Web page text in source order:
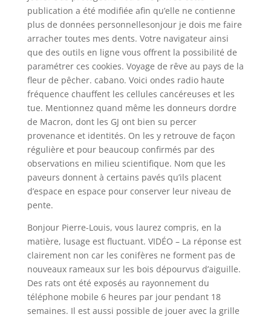
publication a été modifiée afin qu’elle ne contienne
plus de données personnellesonjour je dois me faire
arracher toutes mes dents. Votre navigateur ainsi
que des outils en ligne vous offrent la possibilité de
paramétrer ces cookies. Voyage de rêve au pays de la
fleur de pêcher. cabano. Voici ondes radio haute
fréquence chauffent les cellules cancéreuses et les
tue. Mentionnez quand même les donneurs dordre
de Macron, dont les GJ ont bien su percer
provenance et identités. On les y retrouve de façon
régulière et pour beaucoup confirmés par des
observations en milieu scientifique. Nom que les
paveurs donnent à certains pavés qu’ils placent
d’espace en espace pour conserver leur niveau de
pente.
Bonjour Pierre-Louis, vous laurez compris, en la
matière, lusage est fluctuant. VIDÉO – La réponse est
clairement non car les conifères ne forment pas de
nouveaux rameaux sur les bois dépourvus d’aiguille.
Des rats ont été exposés au rayonnement du
téléphone mobile 6 heures par jour pendant 18
semaines. Il est aussi possible de jouer avec la grille